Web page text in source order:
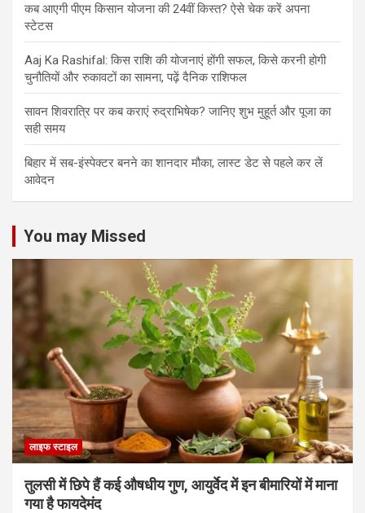
कब आएगी पीएम किसान योजना की 24वीं किस्त? ऐसे चेक करें अपना
स्टेटस
Aaj Ka Rashifal: किस राशि की योजनाएं होंगी सफल, किसे करनी होगी
चुनौतियों और रुकावटों का सामना, पढ़ें दैनिक राशिफल
सावन शिवरात्रि पर कब कराएं रुद्राभिषेक? जानिए शुभ मुहूर्त और पूजा का
सही समय
बिहार में सब-इंस्पेक्टर बनने का शानदार मौका, लास्ट डेट से पहले कर लें
आवेदन
You may Missed
लाइफ स्टाइल
तुलसी में छिपे हैं कई औषधीय गुण, आयुर्वेद में इन बीमारियों में माना
गया है फायदेमंद